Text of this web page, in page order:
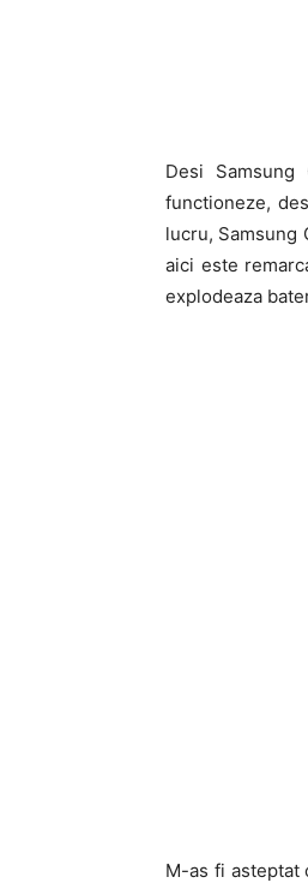
Desi
functioneze,
lucru, Samsung
aici este
explodeaza
M-as fi asteptat